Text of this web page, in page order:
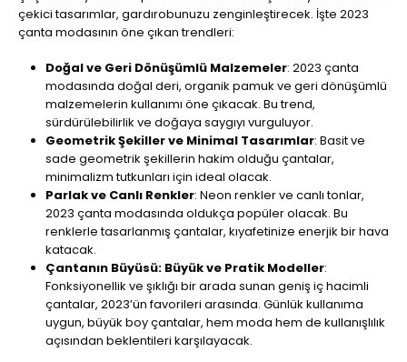
çekici tasarımlar, gardırobunuzu zenginleştirecek. İşte 2023
çanta modasının öne çıkan trendleri:
Doğal ve Geri Dönüşümlü Malzemeler: 2023 çanta
modasında doğal deri, organik pamuk ve geri dönüşümlü
malzemelerin kullanımı öne çıkacak. Bu trend,
sürdürülebilirlik ve doğaya saygıyı vurguluyor.
Geometrik Şekiller ve Minimal Tasarımlar: Basit ve
sade geometrik şekillerin hakim olduğu çantalar,
minimalizm tutkunları için ideal olacak.
Parlak ve Canlı Renkler: Neon renkler ve canlı tonlar,
2023 çanta modasında oldukça popüler olacak. Bu
renklerle tasarlanmış çantalar, kıyafetinize enerjik bir hava
katacak.
Çantanın Büyüsü: Büyük ve Pratik Modeller:
Fonksiyonellik ve şıklığı bir arada sunan geniş iç hacimli
çantalar, 2023’ün favorileri arasında. Günlük kullanıma
uygun, büyük boy çantalar, hem moda hem de kullanışlılık
açısından beklentileri karşılayacak.